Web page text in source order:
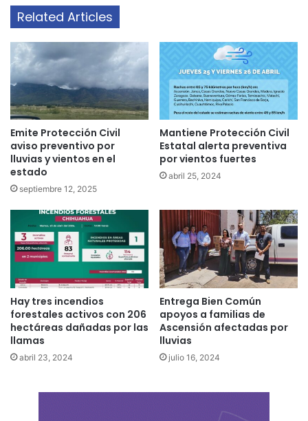
Related Articles
Emite Protección Civil
aviso preventivo por
lluvias y vientos en el
estado
septiembre 12, 2025
Mantiene Protección Civil
Estatal alerta preventiva
por vientos fuertes
abril 25, 2024
Hay tres incendios
forestales activos con 206
hectáreas dañadas por las
llamas
abril 23, 2024
Entrega Bien Común
apoyos a familias de
Ascensión afectadas por
lluvias
julio 16, 2024